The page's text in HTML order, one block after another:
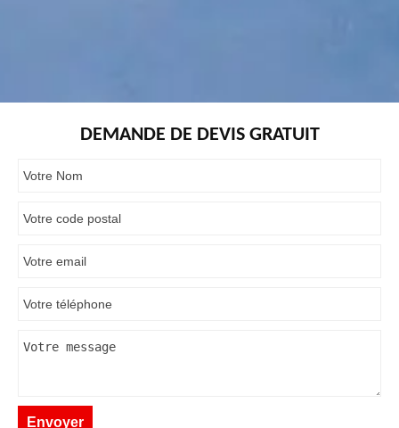
DEMANDE DE DEVIS GRATUIT